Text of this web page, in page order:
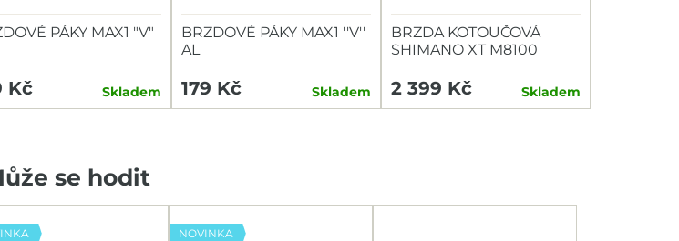
PÁKY MAX1 "V"
Kč Skladem
BRZDOVÉ PÁKY MAX1 ''V''
AL
179 Kč Skladem
BRZDA KOTOUČOVÁ
SHIMANO XT M8100
2 399 Kč Skladem
se hodit
NOVINKA